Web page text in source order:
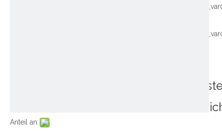
Anteil an: